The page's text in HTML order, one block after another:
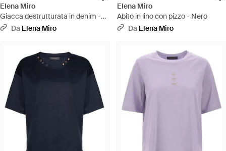
Elena Miro
Giacca destrutturata in denim -
Blu Da Elena Miro
Elena Miro
Abito in lino con pizzo - Nero
Da Elena Miro